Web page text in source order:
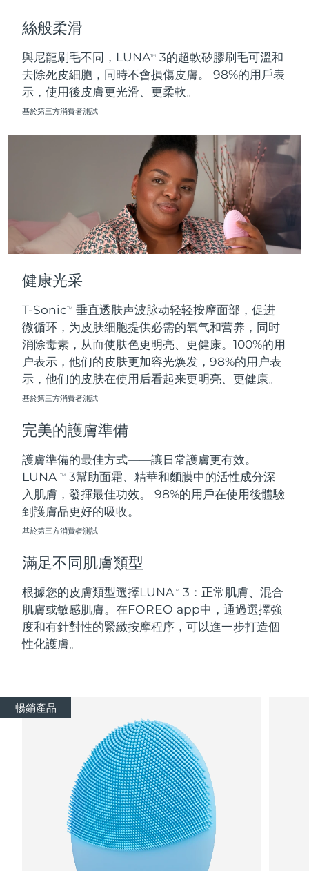
絲般柔滑
與尼龍刷毛不同，LUNATM
3的超軟矽膠刷毛可溫和
去除死皮細胞，同時不會損傷皮膚。 98%的用戶表
示，使用後皮膚更光滑、更柔軟。
基於第三方消費者測試
健康光采
T-SonicTM
垂直透肤声波脉动轻轻按摩面部，促进
微循环，为皮肤细胞提供必需的氧气和营养，同时
消除毒素，从而使肤色更明亮、更健康。100%的用
户表示，他们的皮肤更加容光焕发，98%的用户表
示，他们的皮肤在使用后看起来更明亮、更健康。
基於第三方消費者測試
完美的護膚準備
護膚準備的最佳方式——讓日常護膚更有效。
LUNATM
3幫助面霜、精華和麵膜中的活性成分深
入肌膚，發揮最佳功效。 98%的用戶在使用後體驗
到護膚品更好的吸收。
基於第三方消費者測試
滿足不同肌膚類型
根據您的皮膚類型選擇LUNATM
3：正常肌膚、混合
肌膚或敏感肌膚。在FOREO app中，通過選擇強
度和有針對性的緊緻按摩程序，可以進一步打造個
性化護膚。
暢銷產品
南非 預計送達日期8/17/26
南韓
預計送達日期 8/9/26
預計送達日期
預計送達日期8/9/26
台灣 預計送達日期8/14/26
泰國
土耳其 預計送達日期8/10/26
阿拉伯聯合大公國 預計送達日期8/10/26
英國 預計送達日期8/9/26
美國
烏茲別克
越南 預計送達日期